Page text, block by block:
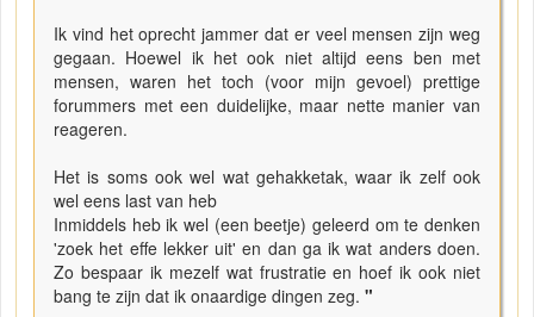
Ik vind het oprecht jammer dat er veel mensen zijn weg
gegaan. Hoewel ik het ook niet altijd eens ben met
mensen, waren het toch (voor mijn gevoel) prettige
forummers met een duidelijke, maar nette manier van
reageren.
Het is soms ook wel wat gehakketak, waar ik zelf ook
wel eens last van heb
Inmiddels heb ik wel (een beetje) geleerd om te denken
'zoek het effe lekker uit' en dan ga ik wat anders doen.
Zo bespaar ik mezelf wat frustratie en hoef ik ook niet
bang te zijn dat ik onaardige dingen zeg. "